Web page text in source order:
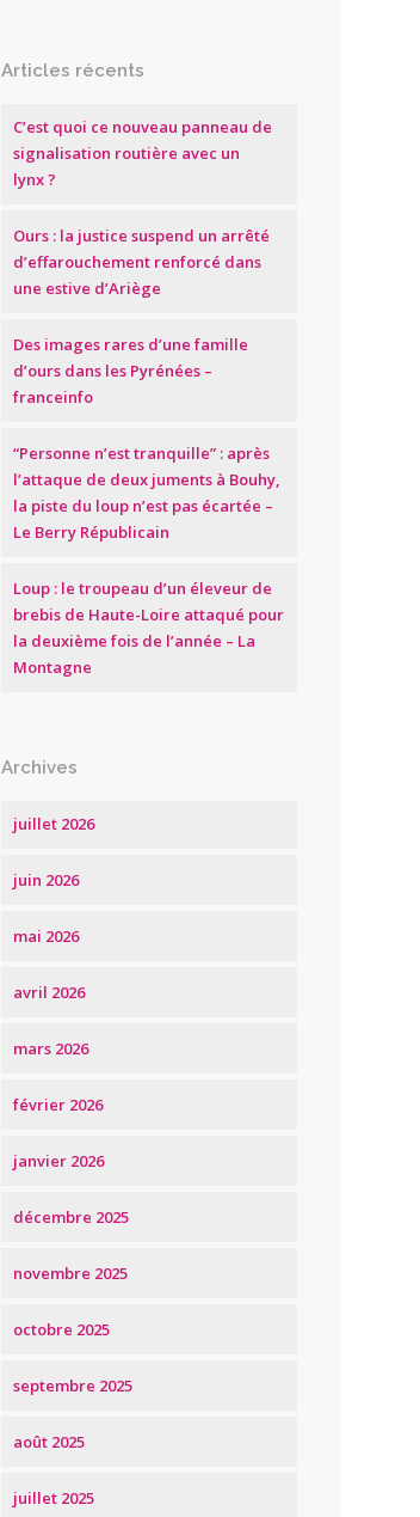
Articles récents
C’est quoi ce nouveau panneau de
signalisation routière avec un
lynx ?
Ours : la justice suspend un arrêté
d’effarouchement renforcé dans
une estive d’Ariège
Des images rares d’une famille
d’ours dans les Pyrénées –
franceinfo
“Personne n’est tranquille” : après
l’attaque de deux juments à Bouhy,
la piste du loup n’est pas écartée –
Le Berry Républicain
Loup : le troupeau d’un éleveur de
brebis de Haute-Loire attaqué pour
la deuxième fois de l’année – La
Montagne
Archives
juillet 2026
juin 2026
mai 2026
avril 2026
mars 2026
février 2026
janvier 2026
décembre 2025
novembre 2025
octobre 2025
septembre 2025
août 2025
juillet 2025